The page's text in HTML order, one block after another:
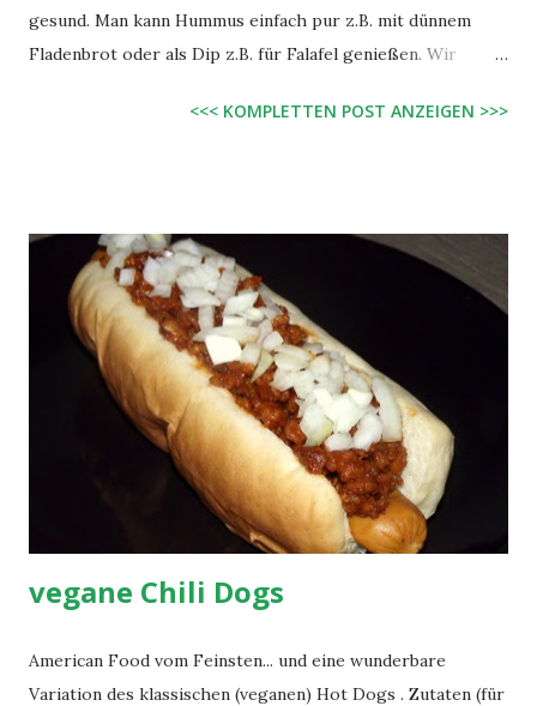
gesund. Man kann Hummus einfach pur z.B. mit dünnem
Fladenbrot oder als Dip z.B. für Falafel genießen. Wir
matschig waren, deshalb gibts dafür kein Rezept. :) Zutaten:
Olivenöl Saft von einer Zitrone etwas Knoblauch 1/2 EL
Kreuzkümmel Salz, Pfeffer optional etwas glatte Petersilie
und/oder Paprikapulver sowie noch ein wenig Olivenöl
zum Garnieren Zubereitung: Alles zusammen pürieren und
mit den Gewürzen abschmecken. :) Evtl. noch etwas
<<< KOMPLETTEN POST ANZEIGEN >>>
vegane Chili Dogs
American Food vom Feinsten... und eine wunderbare
Variation des klassischen (veganen) Hot Dogs . Zutaten (für